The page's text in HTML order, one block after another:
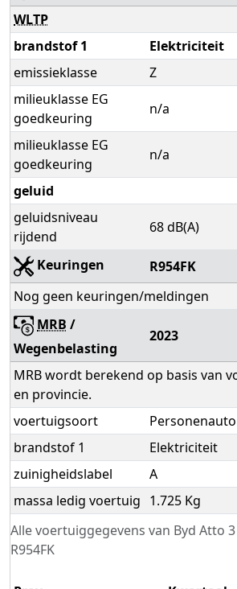
Alle voertuiggegevens van Byd Atto
R954FK
WLTP
brandstof 1
Elektriciteit
emissieklasse
Z
milieuklasse EG
goedkeuring
n/a
milieuklasse EG
goedkeuring
n/a
geluid
geluidsniveau
rijdend
68 dB(A)
Keuringen
R954FK
Nog geen keuringen/meldingen
MRB /
Wegenbelasting
2023
MRB wordt berekend op basis van
en provincie.
voertuigsoort
Personenauto
brandstof 1
Elektriciteit
zuinigheidslabel
A
massa ledig voertuig 1.725 Kg